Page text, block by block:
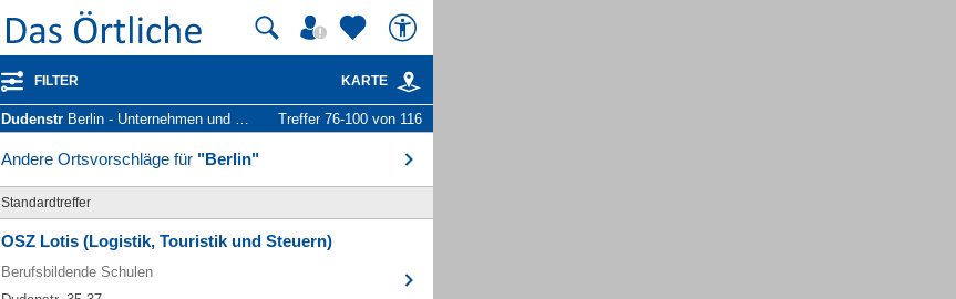
FILTER KARTE
Dudenstr Berlin - Unternehmen und Personen Treffer 76-100 von 116
Andere Ortsvorschläge für "Berlin"
Standardtreffer
OSZ Lotis (Logistik, Touristik und Steuern)
Berufsbildende Schulen